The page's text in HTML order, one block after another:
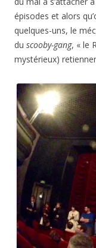
épisodes et alors
quelques-uns, le
du scooby-gang, « le
mystérieux)